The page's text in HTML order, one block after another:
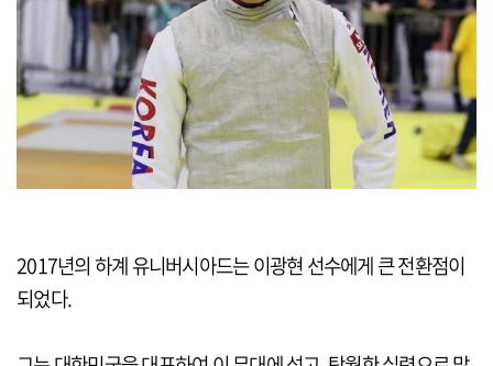
2017년의 하계 유니버시아드는 이광현 선수에게 큰 전환점이
되었다.